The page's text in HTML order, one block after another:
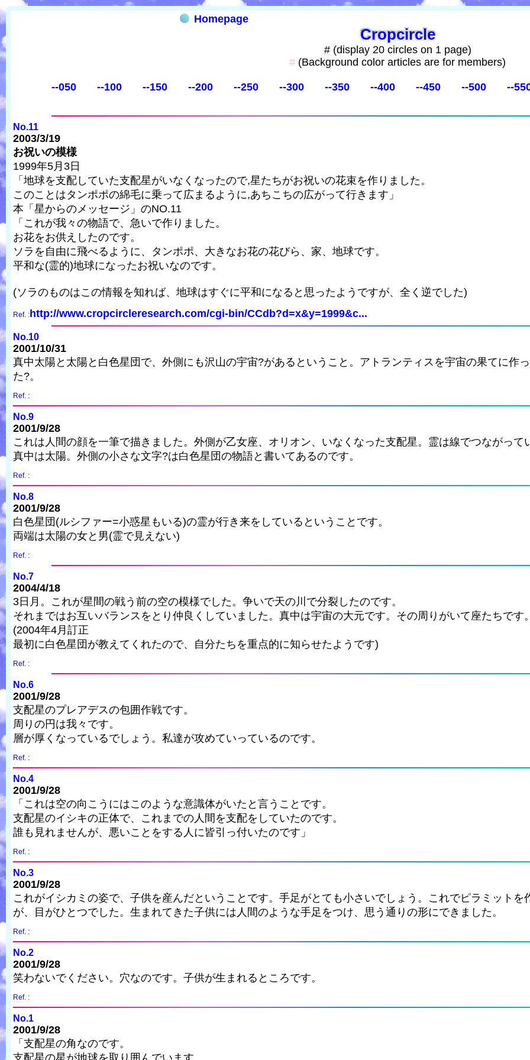
Homepage
Cropcircle
# (display 20 circles on 1 page)
# (Background color articles are for members)
--050 --100 --150 --200 --250 --300 --350 --400 --450 --500 --
No.11
2003/3/19
お祝いの模様
1999年5月3日
「地球を支配していた支配星がいなくなったので,星たちがお祝いの花束を作りました。
このことはタンポポの綿毛に乗って広まるように,あちこちの広がって行きます」
本「星からのメッセージ」のNO.11
「これが我々の物語で、急いで作りました。
お花をお供えしたのです。
ソラを自由に飛べるように、タンポポ、大きなお花の花びら、家、地球です。
平和な(霊的)地球になったお祝いなのです。
(ソラのものはこの情報を知れば、地球はすぐに平和になると思ったようですが、全く逆でした)
Ref. : http://www.cropcircleresearch.com/cgi-bin/CCdb?d=x&y=1999&c...
No.10
2001/10/31
真中太陽と太陽と白色星団で、外側にも沢山の宇宙?があるということ。アトランティスを宇宙の果てに作
た?。
Ref. :
No.9
2001/9/28
これは人間の顔を一筆で描きました。外側が乙女座、オリオン、いなくなった支配星。霊は線でつながって
真中は太陽。外側の小さな文字?は白色星団の物語と書いてあるのです。
Ref. :
No.8
2001/9/28
白色星団(ルシファー=小惑星もいる)の霊が行き来をしているということです。
両端は太陽の女と男(霊で見えない)
Ref. :
No.7
2004/4/18
3日月。これが星間の戦う前の空の模様でした。争いで天の川で分裂したのです。
それまではお互いバランスをとり仲良くしていました。真中は宇宙の大元です。その周りがいて座たちです
(2004年4月訂正
最初に白色星団が教えてくれたので、自分たちを重点的に知らせたようです)
Ref. :
No.6
2001/9/28
支配星のプレアデスの包囲作戦です。
周りの円は我々です。
層が厚くなっているでしょう。私達が攻めていっているのです。
Ref. :
No.4
2001/9/28
「これは空の向こうにはこのような意識体がいたと言うことです。
支配星のイシキの正体で、これまでの人間を支配をしていたのです。
誰も見れませんが、悪いことをする人に皆引っ付いたのです」
Ref. :
No.3
2001/9/28
これがイシカミの姿で、子供を産んだということです。手足がとても小さいでしょう。これでピラミット
が、目がひとつでした。生まれてきた子供には人間のような手足をつけ、思う通りの形にできました。
Ref. :
No.2
2001/9/28
笑わないでください。穴なのです。子供が生まれるところです。
Ref. :
No.1
2001/9/28
「支配星の角なのです。